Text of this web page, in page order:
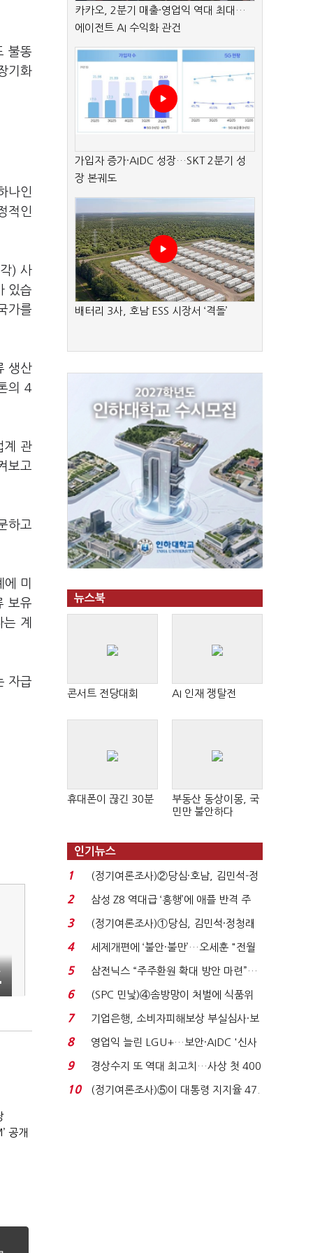
불똥
기화
나인
적인
) 사
있습
가를
생산
의 4
계 관
보고
하고
미
보유
계
자급
공개
카카오, 2분기 매출·영업익 역대 최대…
에이전트 AI 수익화 관건
가입자 증가·AIDC 성장…SKT 2분기 성
장 본궤도
배터리 3사, 호남 ESS 시장서 ‘격돌’
뉴스북
콘서트 전당대회 AI 인재 쟁탈전
휴대폰이 끊긴 30분
부동산 동상이몽, 국
민만 불안하다
인기뉴스
1
(정기여론조사)②당심·호남, 김민석-정
청래 '초접전'...
2
삼성 Z8 역대급 ‘흥행’에 애플 반격 주
목…9월 ‘폴...
3
(정기여론조사)①당심, 김민석·정청래
'초접전'…대통령 ...
4
세제개편에 ‘불안·불만’…오세훈 "전월
세 구하기 더 ...
5
삼전닉스 “주주환원 확대 방안 마련”…
로이터에 성명...
6
(SPC 민낯)④솜방망이 처벌에 식품위
생법 위반 반복...
7
기업은행, 소비자피해보상 부실심사·보
이스피싱 공시 ...
8
영업익 늘린 LGU+…보안·AIDC '신사
업 드라이브'...
9
경상수지 또 역대 최고치…사상 첫 400
억달러에 '3% 성...
10
(정기여론조사)⑤이 대통령 지지율 47.